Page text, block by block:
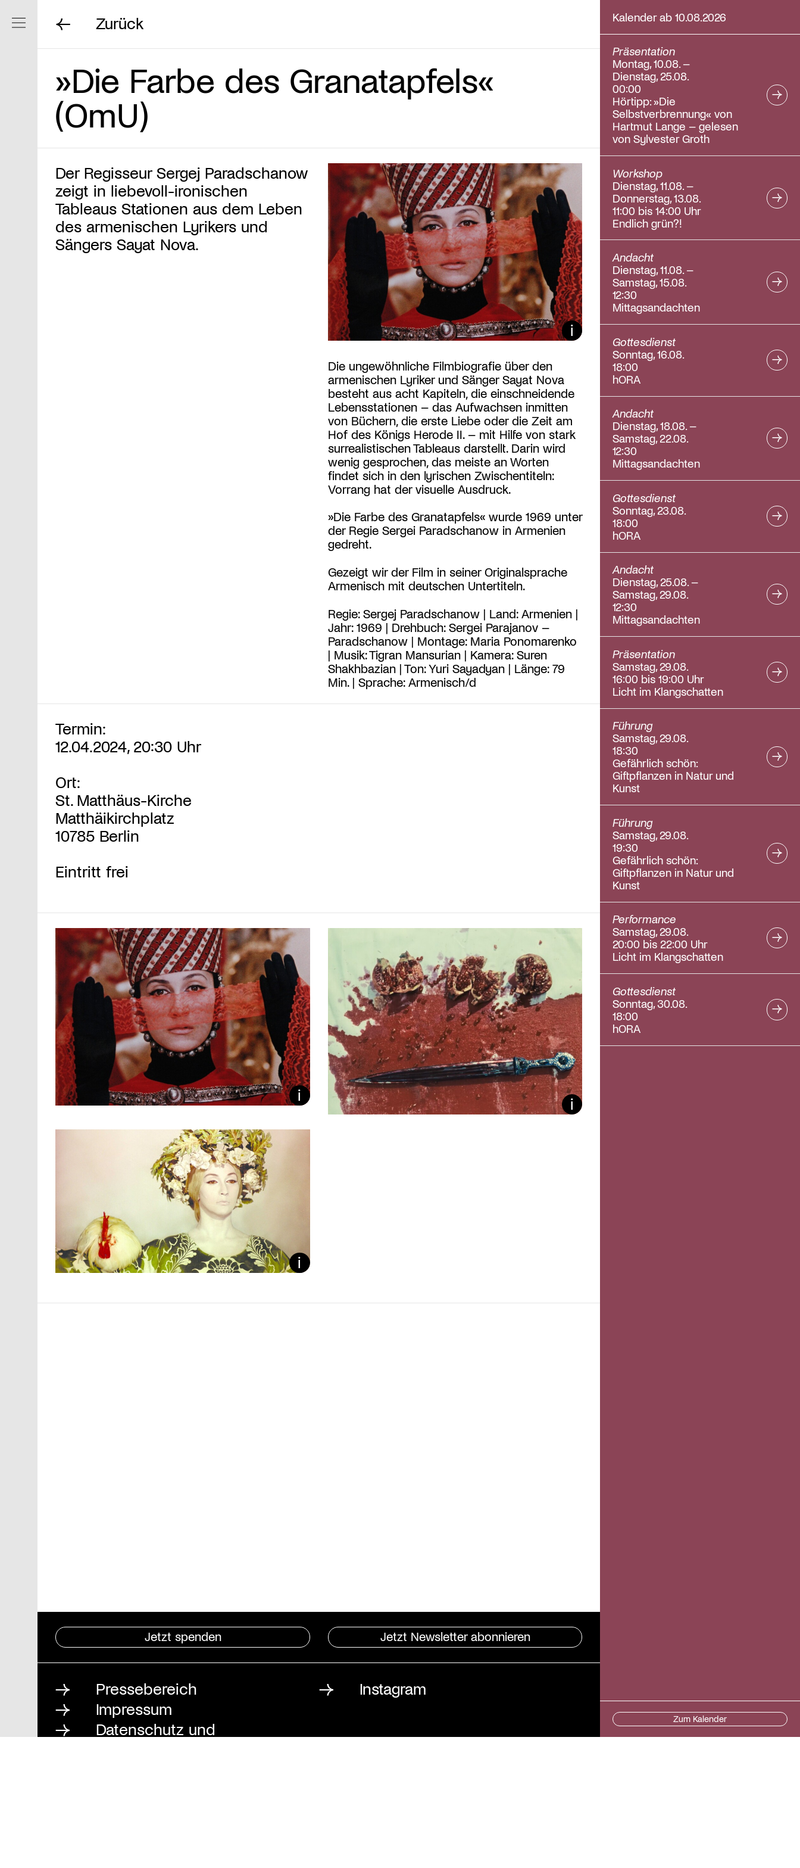
Navigation ein/ausblenden
Zurück
»Die Farbe des Granatapfels«
(OmU)
Der Regisseur Sergej Paradschanow
zeigt in liebevoll-ironischen
Tableaus Stationen aus dem Leben
des armenischen Lyrikers und
Sängers Sayat Nova.
Bildunterschrift ein/
Die ungewöhnliche Filmbiografie über den
armenischen Lyriker und Sänger Sayat Nova
besteht aus acht Kapiteln, die einschneidende
Lebensstationen – das Aufwachsen inmitten
von Büchern, die erste Liebe oder die Zeit am
Hof des Königs Herode II. – mit Hilfe von stark
surrealistischen Tableaus darstellt. Darin wird
wenig gesprochen, das meiste an Worten
findet sich in den lyrischen Zwischentiteln:
Vorrang hat der visuelle Ausdruck.
»Die Farbe des Granatapfels« wurde 1969 unter
der Regie Sergei Paradschanow in Armenien
gedreht.
Gezeigt wir der Film in seiner Originalsprache
Armenisch mit deutschen Untertiteln.
Regie: Sergej Paradschanow | Land: Armenien |
Jahr: 1969 | Drehbuch: Sergei Parajanov –
Paradschanow | Montage: Maria Ponomarenko
| Musik: Tigran Mansurian | Kamera: Suren
Shakhbazian | Ton: Yuri Sayadyan | Länge: 79
Min. | Sprache: Armenisch/d
Termin:
12.04.2024, 20:30 Uhr
Ort:
St. Matthäus-Kirche
Matthäikirchplatz
10785 Berlin
Eintritt frei
Bildunterschrift ein/ausblenden
Jetzt spenden Jetzt Newsletter abonnieren
Pressebereich
Impressum
Datenschutz und
Instagram
Kalender ab 10.08.2026
Präsentation
Montag, 10.08. –
Dienstag, 25.08.
00:00
Hörtipp: »Die
Selbstverbrennung« von
Hartmut Lange – gelesen
von Sylvester Groth
Workshop
Dienstag, 11.08. –
Donnerstag, 13.08.
11:00 bis 14:00 Uhr
Endlich grün?!
Andacht
Dienstag, 11.08. –
Samstag, 15.08.
12:30
Mittagsandachten
Gottesdienst
Sonntag, 16.08.
18:00
hORA
Andacht
Dienstag, 18.08. –
Samstag, 22.08.
12:30
Mittagsandachten
Gottesdienst
Sonntag, 23.08.
18:00
hORA
Andacht
Dienstag, 25.08. –
Samstag, 29.08.
12:30
Mittagsandachten
Präsentation
Samstag, 29.08.
16:00 bis 19:00 Uhr
Licht im Klangschatten
Führung
Samstag, 29.08.
18:30
Gefährlich schön:
Giftpflanzen in Natur und
Kunst
Führung
Samstag, 29.08.
19:30
Gefährlich schön:
Giftpflanzen in Natur und
Kunst
Performance
Samstag, 29.08.
20:00 bis 22:00 Uhr
Licht im Klangschatten
Gottesdienst
Sonntag, 30.08.
18:00
hORA
Zum Kalender